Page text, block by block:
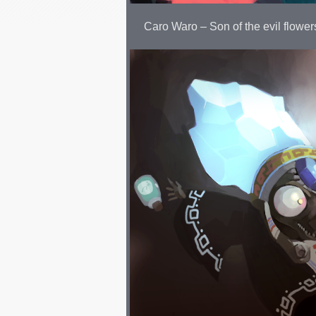
Caro Waro – Son of the evil